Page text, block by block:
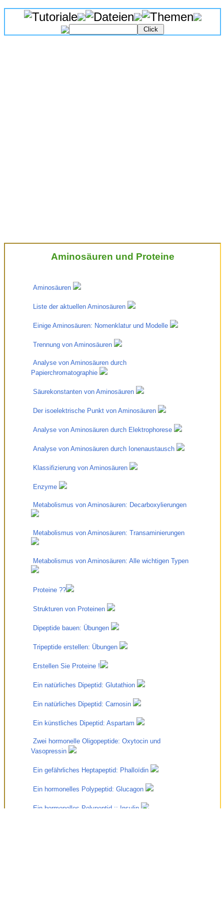
Aminosäuren und Proteine
Aminosäuren
Liste der aktuellen Aminosäuren
Einige Aminosäuren: Nomenklatur und Modelle
Trennung von Aminosäuren
Papierchromatographie
Säurekonstanten von Aminosäuren
Der isoelektrische Punkt von Aminosäuren
Analyse von Aminosäuren durch Elektrophorese
Analyse von Aminosäuren durch Ionenaustausch
Klassifizierung von Aminosäuren
Enzyme
Metabolismus von Aminosäuren: Decarboxylierungen
Metabolismus von Aminosäuren: Transaminierungen
Metabolismus von Aminosäuren: Alle wichtigen Typen
Proteine ??
Strukturen von Proteinen
Dipeptide bauen: Übungen
Tripeptide erstellen: Übungen
Erstellen Sie Proteine !
Ein natürliches Dipeptid: Glutathion
Ein natürliches Dipeptid: Carnosin
Ein künstliches Dipeptid: Aspartam
Vasopressin
Ein gefährliches Heptapeptid: Phalloïdin
Ein hormonelles Polypeptid: Glucagon
Ein hormonelles Polypeptid :: Insulin